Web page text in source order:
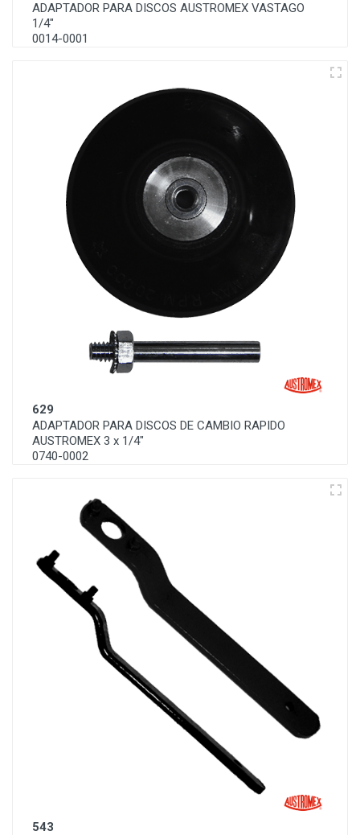
ADAPTADOR PARA DISCOS AUSTROMEX VASTAGO
1/4"
0014-0001
629
ADAPTADOR PARA DISCOS DE CAMBIO RAPIDO
AUSTROMEX 3 x 1/4"
0740-0002
543